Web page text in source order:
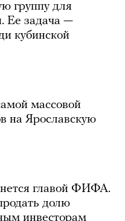
группу для
Ее задача —
кубинской
массовой
на Ярославскую
главой ФИФА.
долю
инвесторам